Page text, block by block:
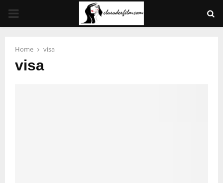
PRIMARY
Home visa
visa